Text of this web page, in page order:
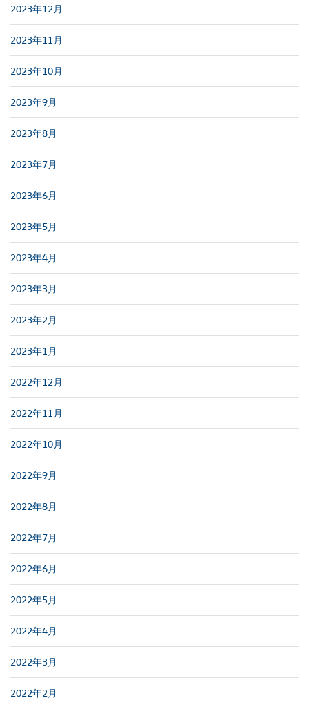
2023年12月
2023年11月
2023年10月
2023年9月
2023年8月
2023年7月
2023年6月
2023年5月
2023年4月
2023年3月
2023年2月
2023年1月
2022年12月
2022年11月
2022年10月
2022年9月
2022年8月
2022年7月
2022年6月
2022年5月
2022年4月
2022年3月
2022年2月